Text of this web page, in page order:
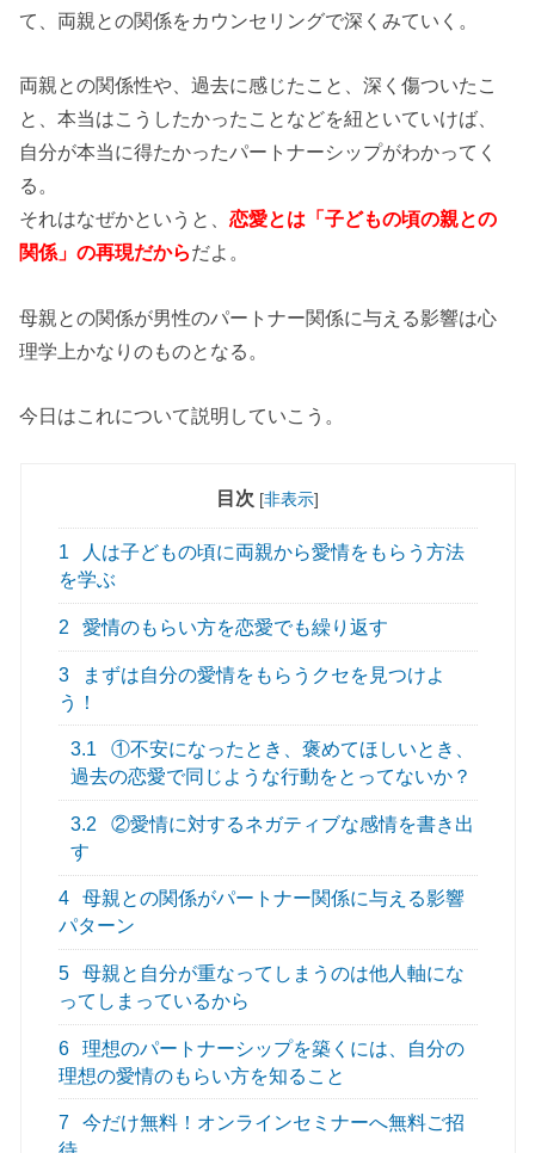
て、両親との関係をカウンセリングで深くみていく。
両親との関係性や、過去に感じたこと、深く傷ついたこ
と、本当はこうしたかったことなどを紐といていけば、
自分が本当に得たかったパートナーシップがわかってく
る。
それはなぜかというと、恋愛とは「子どもの頃の親との
関係」の再現だからだよ。
母親との関係が男性のパートナー関係に与える影響は心
理学上かなりのものとなる。
今日はこれについて説明していこう。
目次 [非表示]
1
人は子どもの頃に両親から愛情をもらう方法
を学ぶ
2 愛情のもらい方を恋愛でも繰り返す
3
まずは自分の愛情をもらうクセを見つけよ
う！
3.1
①不安になったとき、褒めてほしいとき、
過去の恋愛で同じような行動をとってないか？
3.2
②愛情に対するネガティブな感情を書き出
す
4
母親との関係がパートナー関係に与える影響
パターン
5
母親と自分が重なってしまうのは他人軸にな
ってしまっているから
6
理想のパートナーシップを築くには、自分の
理想の愛情のもらい方を知ること
7
今だけ無料！オンラインセミナーへ無料ご招